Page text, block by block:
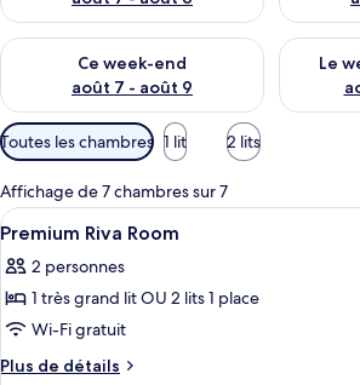
Ce week-end
août 7 - août 9
Vérifier la disponibilité pour ce week-end
Le
Vérifier
Filtres
disponibles
pour
les
chambres
Toutes les chambres 1 lit 2 lits
Affichage de 7 chambres sur 7
Afficher
toutes
les
photos
pour
ce
Minibar,
4
Premium Riva Room
2 personnes
1 très grand lit OU 2 lits 1 place
Wi-Fi gratuit
Plus de détails
Plus